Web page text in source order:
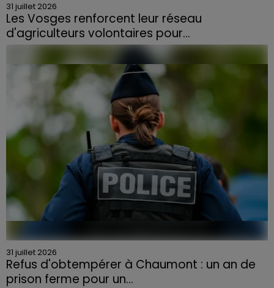
31 juillet 2026
Les Vosges renforcent leur réseau
d'agriculteurs volontaires pour...
Face à la sécheresse et aux risques de départs de feu,
la Chambre d'agriculture des Vosges a lancé un appel
aux agriculteurs volontaires pour venir en aide...
31 juillet 2026
Refus d'obtempérer à Chaumont : un an de
prison ferme pour un...